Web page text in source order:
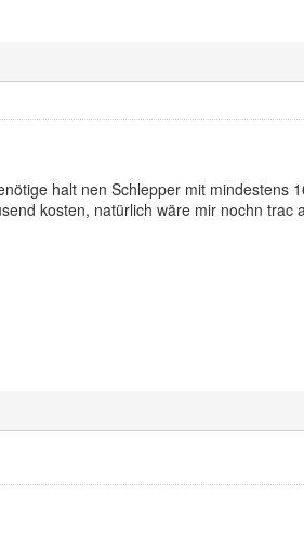
halt nen Schlepper mit mindestens
kosten, natürlich wäre mir nochn trac